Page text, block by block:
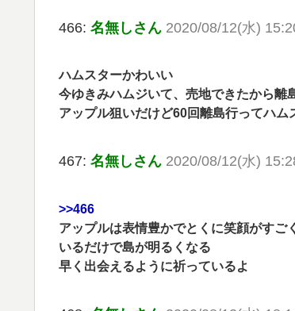
466: 名無しさん 2020/08/12(水)
ハムスターかわいい
今ゆきみハムジいて、売地できたから離
アップル狙いだけど60回離島行ってハム
467: 名無しさん 2020/08/12(水)
>>466
アップルは表情豊かでとくに笑顔がすご
いるだけで島が明るくなる
早く出会えるように祈っているよ